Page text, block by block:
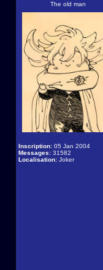
The old man
Inscription: 05 Jan 2004
Messages: 31582
Localisation: Joker